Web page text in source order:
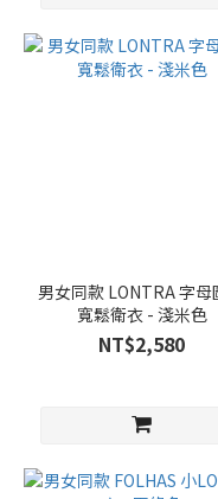
男女同款 LONTRA 字母
寬鬆衛衣 - 淺米色
NT$2,580